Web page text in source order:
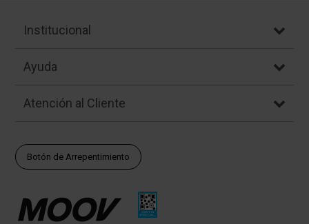
Institucional
Ayuda
Atención al Cliente
Botón de Arrepentimiento